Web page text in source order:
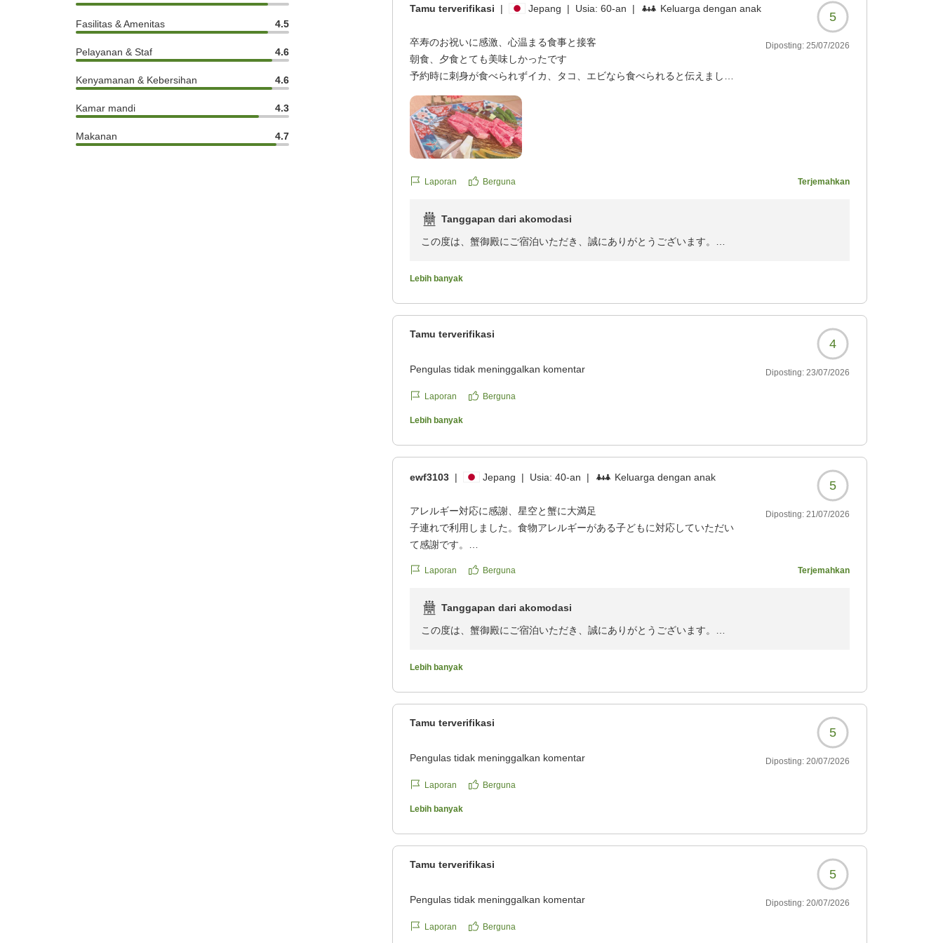
Fasilitas & Amenitas 4.5
Pelayanan & Staf 4.6
Kenyamanan & Kebersihan 4.6
Kamar mandi 4.3
Makanan 4.7
Tamu terverifikasi | Jepang | Usia:60-an | Keluarga dengan anak
5
卒寿のお祝いに感激、心温まる食事と接客
朝食、夕食とても美味しかったです
予約時に刺身が食べられずイカ、タコ、エビなら食べられると伝えました
はイカ、タコ、エビ思わずえっ~ビックリとっても嬉しかった!
最近食欲がなく心配してたけど大好物の蟹は上手に綺麗に食べつくし喜ん
でいました。御祝のプレート等々思い出に残る卒寿ができたこと感謝しま
す!
料理長様、夕飯接客していただいた女性の方 大変ありがとうございました
https://review.travel.rakuten.co.jp/hotel/voice/53097?
reviewId=33123478198217
Diposting: 25/07/2026
Laporan Berguna Terjemahkan
Tanggapan dari akomodasi
この度は、蟹御殿にご宿泊いただき、誠にありがとうございます。
私どもは「お客様のかけがえのない思い出作りに貢献する」という想いを胸に、日々のご滞在
に向き合っております。卒寿という大切な節目のご旅行が、思い出に残るひとときとなりまし
たこと、私たちにとりましても何よりの励みとなりました。
料理長、また夕食を担当いたしましたスタッフへの温かいお言葉も、しかと本人へ伝えさせて
いただきます。
お母様をはじめ皆様のご健康と、明るく穏やかな日々が末永く続きますことをお祈り申し上げ
ます。またお目にかかれる日を、有明海の景色とともにお待ちしております。これからも素敵
な旅が続きますことを、心より願っております。
蟹御殿
GOTEN リゾートでは、旅のスタイルや目的に合わせて3つのお宿をご用意しております。
有明海の絶景と名物・竹崎蟹を存分に楽しめる、海辺のプレミアムリゾート旅館。
◆ 風の森
ゾート。
◆ 枯淡嬉野
日常の喧騒から離れ、心と身体を整えるひとときをお過ごしいただける、静寂に包まれた癒や
------------------------------------------------------
Lebih banyak
Tamu terverifikasi
4
Pengulas tidak meninggalkan komentar Diposting: 23/07/2026
Laporan Berguna
Lebih banyak
ewf3103 | Jepang | Usia:40-an | Keluarga dengan anak
5
アレルギー対応に感謝、星空と蟹に大満足
子連れで利用しました。食物アレルギーがある子どもに対応していただい
て感謝です。
が濃くてとても美味しかったです。またぜひ利用させていただきたいで
クチコミの詳細はこちらから
https://review.travel.rakuten.co.jp/hotel/voice/53097?
Diposting: 21/07/2026
Laporan Berguna Terjemahkan
Tanggapan dari akomodasi
この度は、蟹御殿にご宿泊いただき、誠にありがとうございます。
お子様の食物アレルギーに際し、安心してお食事をお楽しみいただけておりましたら幸いに存
ました。この時期の太良町は夜になると満点の星が広がり、幻想的なひとときをお過ごしいた
竹崎蟹は有明海自慢の渡り蟹で、他の蟹と比べても味の濃さが際立つのが特徴でございます。
またお子様とご一緒に、当館へお越しいただけますよう心よりお待ち申し上げます。
蟹御殿
野林
------------------------------------
Lebih banyak
Tamu terverifikasi
5
Pengulas tidak meninggalkan komentar Diposting: 20/07/2026
Laporan Berguna
Lebih banyak
Tamu terverifikasi
5
Pengulas tidak meninggalkan komentar Diposting: 20/07/2026
Laporan Berguna